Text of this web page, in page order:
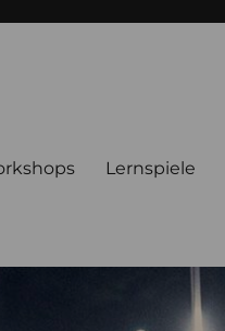
Lernspiele